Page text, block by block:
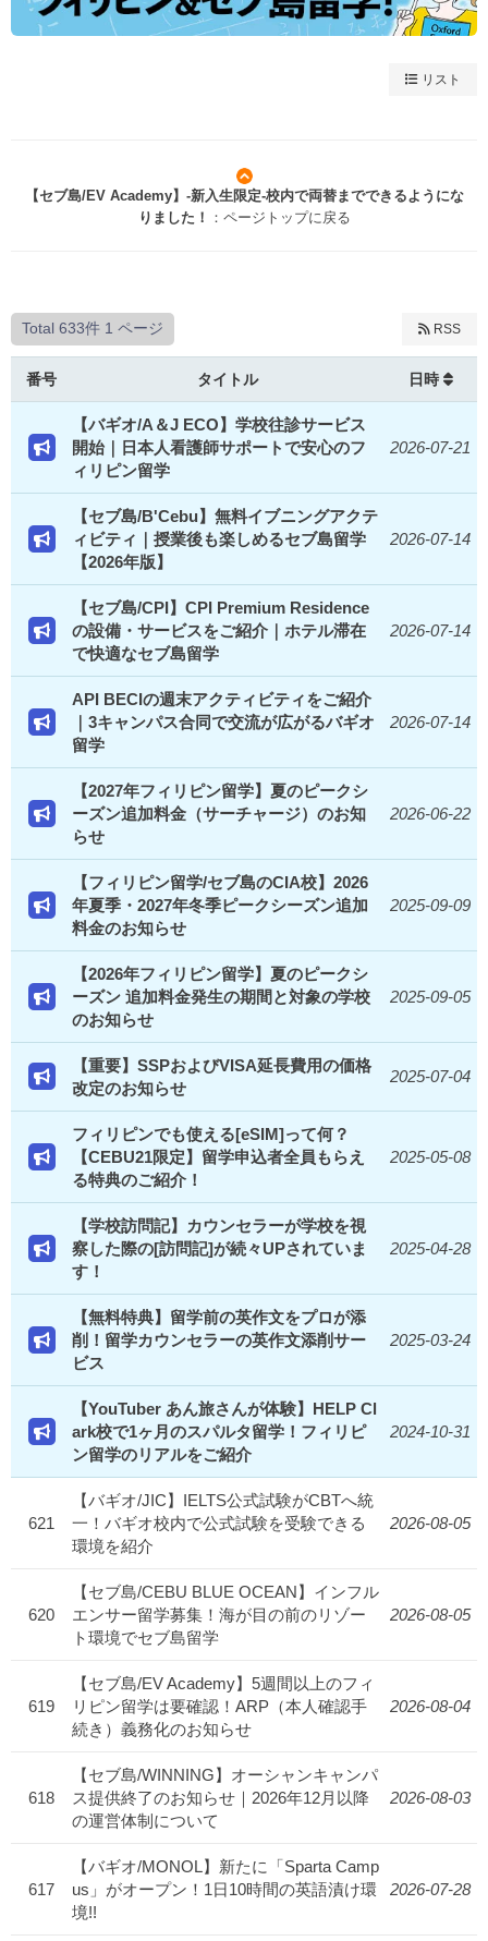
リスト
【セブ島/EV Academy】-新入生限定-校内で両替までできるようにな
りました！
：ページトップに戻る
Total 633件 1 ページ RSS
番号 タイトル 日時
【バギオ/A＆J ECO】学校往診サービス
開始｜日本人看護師サポートで安心のフ
ィリピン留学
2026-07-21
【セブ島/B'Cebu】無料イブニングアクテ
ィビティ｜授業後も楽しめるセブ島留学
【2026年版】
2026-07-14
【セブ島/CPI】CPI Premium Residence
の設備・サービスをご紹介｜ホテル滞在
で快適なセブ島留学
2026-07-14
API BECIの週末アクティビティをご紹介
｜3キャンパス合同で交流が広がるバギオ
留学
2026-07-14
【2027年フィリピン留学】夏のピークシ
ーズン追加料金（サーチャージ）のお知
らせ
2026-06-22
【フィリピン留学/セブ島のCIA校】2026
年夏季・2027年冬季ピークシーズン追加
料金のお知らせ
2025-09-09
【2026年フィリピン留学】夏のピークシ
ーズン 追加料金発生の期間と対象の学校
のお知らせ
2025-09-05
【重要】SSPおよびVISA延長費用の価格
改定のお知らせ
2025-07-04
フィリピンでも使える[eSIM]って何？
【CEBU21限定】留学申込者全員もらえ
る特典のご紹介！
2025-05-08
【学校訪問記】カウンセラーが学校を視
察した際の[訪問記]が続々UPされていま
す！
2025-04-28
【無料特典】留学前の英作文をプロが添
削！留学カウンセラーの英作文添削サー
ビス
2025-03-24
【YouTuber あん旅さんが体験】HELP Cl
ark校で1ヶ月のスパルタ留学！フィリピ
ン留学のリアルをご紹介
2024-10-31
621
【バギオ/JIC】IELTS公式試験がCBTへ統
一！バギオ校内で公式試験を受験できる
環境を紹介
2026-08-05
620
【セブ島/CEBU BLUE OCEAN】インフル
エンサー留学募集！海が目の前のリゾー
ト環境でセブ島留学
2026-08-05
619
【セブ島/EV Academy】5週間以上のフィ
リピン留学は要確認！ARP（本人確認手
続き）義務化のお知らせ
2026-08-04
618
【セブ島/WINNING】オーシャンキャンパ
ス提供終了のお知らせ｜2026年12月以降
の運営体制について
2026-08-03
617
【バギオ/MONOL】新たに「Sparta Camp
us」がオープン！1日10時間の英語漬け環
境!!
2026-07-28